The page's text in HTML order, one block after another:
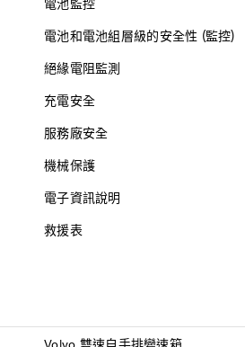
電池監控
電池和電池組層級的安全性 (監控)
絕緣電阻監測
充電安全
服務廠安全
機械保護
電子資訊說明
救援表